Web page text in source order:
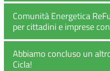
Comunità Energetica
per cittadini e imprese
Abbiamo concluso un
Cicla!